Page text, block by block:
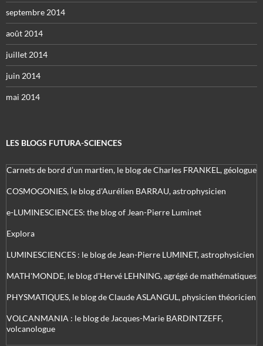
septembre 2014
août 2014
juillet 2014
juin 2014
mai 2014
LES BLOGS FUTURA-SCIENCES
Carnets de bord d’un martien, le blog de Charles FRANKEL, géologue
COSMOGONIES, le blog d'Aurélien BARRAU, astrophysicien
e-LUMINESCIENCES: the blog of Jean-Pierre Luminet
Explora
LUMINESCIENCES : le blog de Jean-Pierre LUMINET, astrophysicien
MATH'MONDE, le blog d'Hervé LEHNING, agrégé de mathématiques
PHYSMATIQUES, le blog de Claude ASLANGUL, physicien théoricien
VOLCANMANIA : le blog de Jacques-Marie BARDINTZEFF,
volcanologue